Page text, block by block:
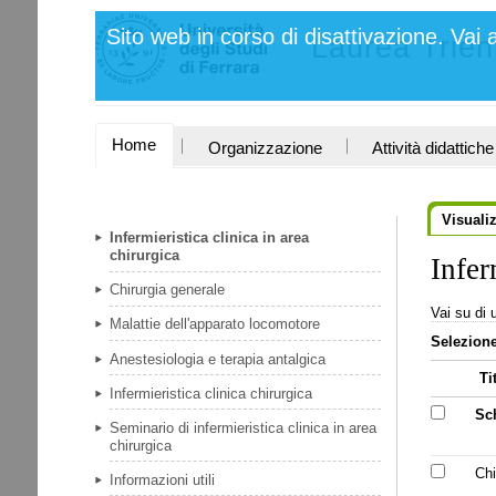
contenuti.
Salta
navigazione
Strumenti
personali
Sito web in corso di disattivazione. Vai
Laurea
SEZIONI
Home Organizzazione Attività didattiche
Viste
Vai su di
Infermieristica clinica in area
chirurgica
Chirurgia generale
Malattie dell'apparato locomotore
Anestesiologia e terapia antalgica
Infermieristica clinica chirurgica
Seminario di infermieristica clinica in area
chirurgica
Informazioni utili